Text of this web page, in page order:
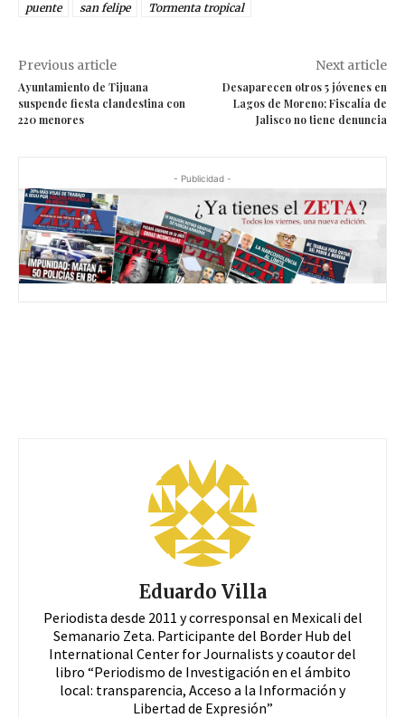
puente
san felipe Tormenta tropical
Previous article
Ayuntamiento de Tijuana
suspende fiesta clandestina con
220 menores
Next article
Desaparecen otros 5 jóvenes en
Lagos de Moreno; Fiscalía de
Jalisco no tiene denuncia
- Publicidad -
Eduardo Villa
Periodista desde 2011 y corresponsal en Mexicali del
Semanario Zeta. Participante del Border Hub del
International Center for Journalists y coautor del
libro “Periodismo de Investigación en el ámbito
local: transparencia, Acceso a la Información y
Libertad de Expresión”